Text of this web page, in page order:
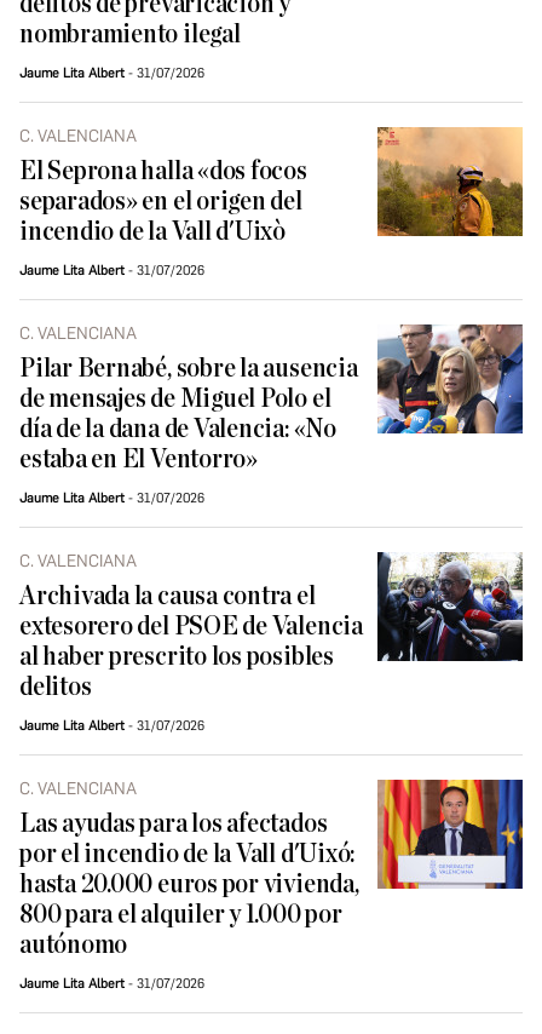
nombramiento ilegal
Jaume Lita Albert 31/07/2026
C. VALENCIANA
El Seprona halla «dos focos
separados» en el origen del
incendio de la Vall d'Uixò
Jaume Lita Albert 31/07/2026
C. VALENCIANA
Pilar Bernabé, sobre la ausencia
de mensajes de Miguel Polo el
día de la dana de Valencia: «No
estaba en El Ventorro»
Jaume Lita Albert 31/07/2026
C. VALENCIANA
Archivada la causa contra el
extesorero del PSOE de Valencia
al haber prescrito los posibles
delitos
Jaume Lita Albert 31/07/2026
C. VALENCIANA
Las ayudas para los afectados
por el incendio de la Vall d'Uixó:
hasta 20.000 euros por vivienda,
800 para el alquiler y 1.000 por
autónomo
Jaume Lita Albert 31/07/2026